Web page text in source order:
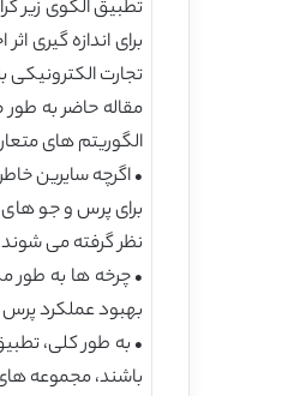
تطبیق الگوی زیر
تجارت
الگوریتم های
برای پرس و جو
نظر گرفته می
• چرخه ها به طور
بهبود عملکرد
• به طور کلی،
باشند، مجموعه